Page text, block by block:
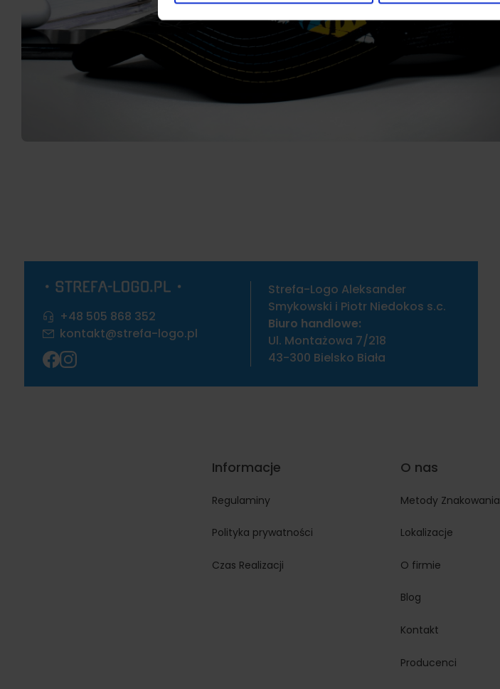
+48 505 868 352
kontakt@strefa-logo.pl
Strefa-Logo Aleksander
Smykowski i Piotr Niedokos s.c.
Biuro handlowe:
Ul. Montażowa 7/218
43-300 Bielsko Biała
Informacje
Regulaminy
Polityka prywatności
Czas Realizacji
O nas
Metody Znakowania
Lokalizacje
O firmie
Blog
Kontakt
Producenci